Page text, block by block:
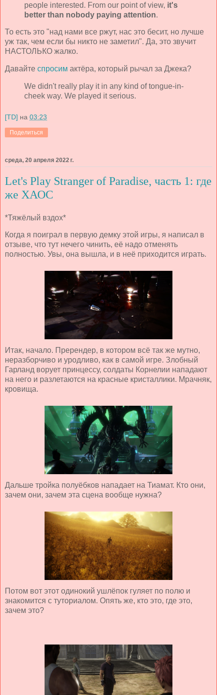
people interested. From our point of view, it's
better than nobody paying attention.
То есть это "над нами все ржут, нас это бесит, но лучше
уж так, чем если бы никто не заметил". Да, это звучит
НАСТОЛЬКО жалко.
Давайте спросим актёра, который рычал за Джека?
We didn't really play it in any kind of tongue-in-
cheek way. We played it serious.
[TD] на 03:23
Поделиться
среда, 20 апреля 2022 г.
Let's Play Stranger of Paradise, часть 1: где
же ХАОС
*Тяжёлый вздох*
Когда я поиграл в первую демку этой игры, я написал в
отзыве, что тут нечего чинить, её надо отменять
полностью. Увы, она вышла, и в неё приходится играть.
Итак, начало. Пререндер, в котором всё так же мутно,
неразборчиво и уродливо, как в самой игре. Злобный
Гарланд ворует принцессу, солдаты Корнелии нападают
на него и разлетаются на красные кристаллики. Мрачняк,
кровища.
Дальше тройка полуёбков нападает на Тиамат. Кто они,
зачем они, зачем эта сцена вообще нужна?
Потом вот этот одинокий ушлёпок гуляет по полю и
знакомится с туториалом. Опять же, кто это, где это,
зачем это?